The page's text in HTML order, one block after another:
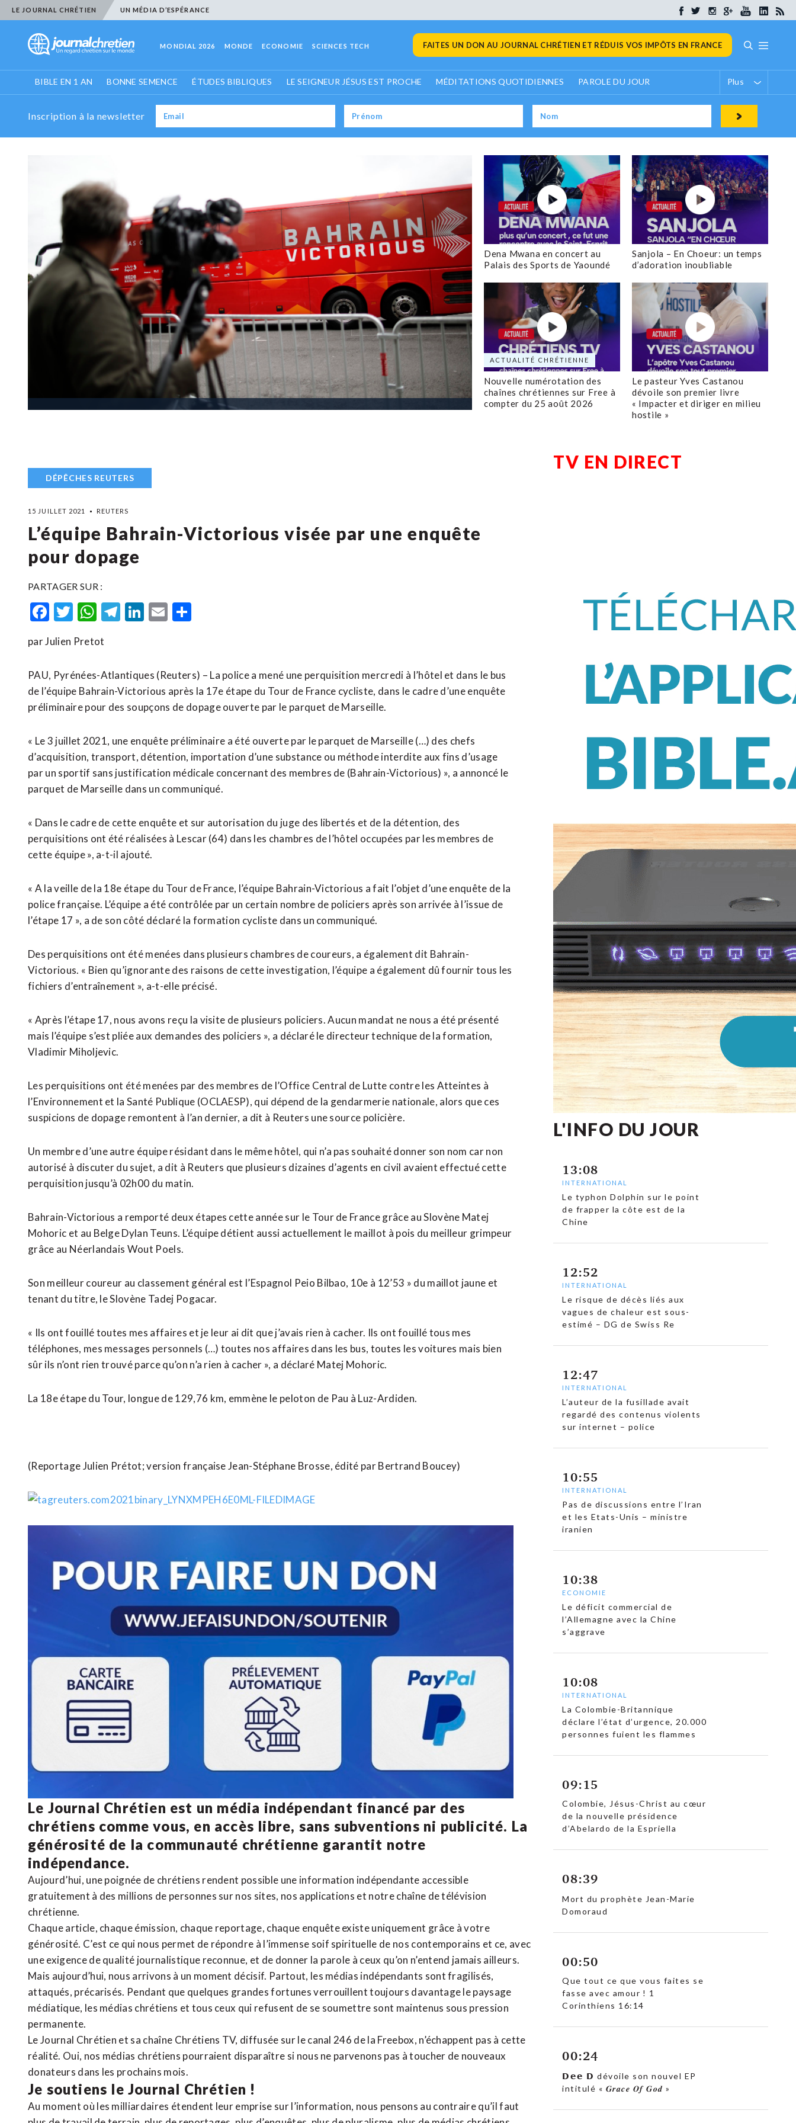
LE JOURNAL CHRÉTIEN UN MÉDIA D’ESPÉRANCE
MONDIAL 2026 MONDE ECONOMIE SCIENCES TECH FAITES UN DON AU JOURNAL CHRÉTIEN ET RÉDUIS VOS IMPÔTS EN FRANCE
BIBLE EN 1 AN BONNE SEMENCE ÉTUDES BIBLIQUES LE SEIGNEUR JÉSUS EST PROCHE MÉDITATIONS QUOTIDIENNES PAROLE DU JOUR Plus
Inscription à la newsletter
Dena Mwana en concert au
Palais des Sports de Yaoundé
Sanjola – En Choeur: un temps
d’adoration inoubliable
ACTUALITÉ CHRÉTIENNE
Nouvelle numérotation des
chaînes chrétiennes sur Free à
compter du 25 août 2026
Le pasteur Yves Castanou
dévoile son premier livre
« Impacter et diriger en milieu
hostile »
DÉPÊCHES REUTERS
15 JUILLET 2021 REUTERS
L’équipe Bahrain-Victorious visée par une enquête
pour dopage
PARTAGER SUR :
Facebook
Twitter
WhatsApp
Telegram
LinkedIn
Email
par Julien Pretot
PAU, Pyrénées-Atlantiques (Reuters) – La police a mené une perquisition mercredi à l’hôtel et dans le bus
de l’équipe Bahrain-Victorious après la 17e étape du Tour de France cycliste, dans le cadre d’une enquête
préliminaire pour des soupçons de dopage ouverte par le parquet de Marseille.
« Le 3 juillet 2021, une enquête préliminaire a été ouverte par le parquet de Marseille (…) des chefs
d’acquisition, transport, détention, importation d’une substance ou méthode interdite aux fins d’usage
par un sportif sans justification médicale concernant des membres de (Bahrain-Victorious) », a annoncé le
parquet de Marseille dans un communiqué.
« Dans le cadre de cette enquête et sur autorisation du juge des libertés et de la détention, des
perquisitions ont été réalisées à Lescar (64) dans les chambres de l’hôtel occupées par les membres de
cette équipe », a-t-il ajouté.
« A la veille de la 18e étape du Tour de France, l’équipe Bahrain-Victorious a fait l’objet d’une enquête de la
police française. L’équipe a été contrôlée par un certain nombre de policiers après son arrivée à l’issue de
l’étape 17 », a de son côté déclaré la formation cycliste dans un communiqué.
Des perquisitions ont été menées dans plusieurs chambres de coureurs, a également dit Bahrain-
Victorious. « Bien qu’ignorante des raisons de cette investigation, l’équipe a également dû fournir tous les
fichiers d’entraînement », a-t-elle précisé.
« Après l’étape 17, nous avons reçu la visite de plusieurs policiers. Aucun mandat ne nous a été présenté
mais l’équipe s’est pliée aux demandes des policiers », a déclaré le directeur technique de la formation,
Vladimir Miholjevic.
Les perquisitions ont été menées par des membres de l’Office Central de Lutte contre les Atteintes à
l’Environnement et la Santé Publique (OCLAESP), qui dépend de la gendarmerie nationale, alors que ces
suspicions de dopage remontent à l’an dernier, a dit à Reuters une source policière.
Un membre d’une autre équipe résidant dans le même hôtel, qui n’a pas souhaité donner son nom car non
autorisé à discuter du sujet, a dit à Reuters que plusieurs dizaines d’agents en civil avaient effectué cette
perquisition jusqu’à 02h00 du matin.
Bahrain-Victorious a remporté deux étapes cette année sur le Tour de France grâce au Slovène Matej
Mohoric et au Belge Dylan Teuns. L’équipe détient aussi actuellement le maillot à pois du meilleur grimpeur
grâce au Néerlandais Wout Poels.
Son meilleur coureur au classement général est l’Espagnol Peio Bilbao, 10e à 12’53 » du maillot jaune et
tenant du titre, le Slovène Tadej Pogacar.
« Ils ont fouillé toutes mes affaires et je leur ai dit que j’avais rien à cacher. Ils ont fouillé tous mes
téléphones, mes messages personnels (…) toutes nos affaires dans les bus, toutes les voitures mais bien
sûr ils n’ont rien trouvé parce qu’on n’a rien à cacher », a déclaré Matej Mohoric.
La 18e étape du Tour, longue de 129,76 km, emmène le peloton de Pau à Luz-Ardiden.
(Reportage Julien Prétot; version française Jean-Stéphane Brosse, édité par Bertrand Boucey)
Le Journal Chrétien est un média indépendant financé par des
chrétiens comme vous, en accès libre, sans subventions ni publicité. La
générosité de la communauté chrétienne garantit notre
indépendance.
Aujourd’hui, une poignée de chrétiens rendent possible une information indépendante accessible
gratuitement à des millions de personnes sur nos sites, nos applications et notrechaîne de télévision
chrétienne.
Chaque article, chaque émission, chaque reportage, chaque enquête existe uniquement grâce à votre
générosité. C’est ce qui nous permet de répondre à l’immense soif spirituelle de nos contemporains et ce, avec
une exigence de qualité journalistique reconnue, et de donner la parole à ceux qu’on n’entend jamais ailleurs.
Mais aujourd’hui, nous arrivons à un moment décisif. Partout, les médias indépendants sont fragilisés,
attaqués, précarisés. Pendant que quelques grandes fortunes verrouillent toujours davantage le paysage
médiatique, les médias chrétiens et tous ceux qui refusent de se soumettre sont maintenus sous pression
permanente.
Le Journal Chrétien et sa chaîne Chrétiens TV, diffusée sur le canal 246 de la Freebox, n’échappent pas à cette
réalité. Oui, nos médias chrétiens pourraient disparaître si nous ne parvenons pas à toucher de nouveaux
donateurs dans les prochains mois.
Je soutiens le Journal Chrétien !
Au moment où les milliardaires étendent leur emprise sur l’information, nous pensons au contraire qu’il faut
TV EN DIRECT
L'INFO DU JOUR
13:08
INTERNATIONAL
Le typhon Dolphin sur le point
de frapper la côte est de la
Chine
12:52
INTERNATIONAL
Le risque de décès liés aux
vagues de chaleur est sous-
estimé – DG de Swiss Re
12:47
INTERNATIONAL
L’auteur de la fusillade avait
regardé des contenus violents
sur internet – police
10:55
INTERNATIONAL
Pas de discussions entre l’Iran
et les Etats-Unis – ministre
iranien
10:38
ECONOMIE
Le déficit commercial de
l’Allemagne avec la Chine
s’aggrave
10:08
INTERNATIONAL
La Colombie-Britannique
déclare l’état d’urgence, 20.000
personnes fuient les flammes
09:15
Colombie, Jésus-Christ au cœur
de la nouvelle présidence
d’Abelardo de la Espriella
08:39
Mort du prophète Jean-Marie
Domoraud
00:50
Que tout ce que vous faites se
fasse avec amour ! 1
Corinthiens 16:14
00:24
𝗗𝗲𝗲 𝗗 dévoile son nouvel EP
intitulé « 𝑮𝒓𝒂𝒄𝒆 𝑶𝒇 𝑮𝒐𝒅 »